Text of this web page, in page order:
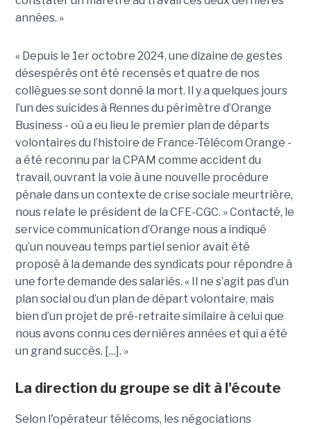
années. »
« Depuis le 1er octobre 2024, une dizaine de gestes
désespérés ont été recensés et quatre de nos
collègues se sont donné la mort. Il y a quelques jours
l’un des suicides à Rennes du périmètre d’Orange
Business - où a eu lieu le premier plan de départs
volontaires du l’histoire de France-Télécom Orange -
a été reconnu par la CPAM comme accident du
travail, ouvrant la voie à une nouvelle procédure
pénale dans un contexte de crise sociale meurtrière,
nous relate le président de la CFE-CGC. » Contacté, le
service communication d’Orange nous a indiqué
qu’un nouveau temps partiel senior avait été
proposé à la demande des syndicats pour répondre à
une forte demande des salariés. « Il ne s’agit pas d’un
plan social ou d’un plan de départ volontaire, mais
bien d’un projet de pré-retraite similaire à celui que
nous avons connu ces dernières années et qui a été
un grand succès. […]. »
La direction du groupe se dit à l'écoute
Selon l'opérateur télécoms, les négociations